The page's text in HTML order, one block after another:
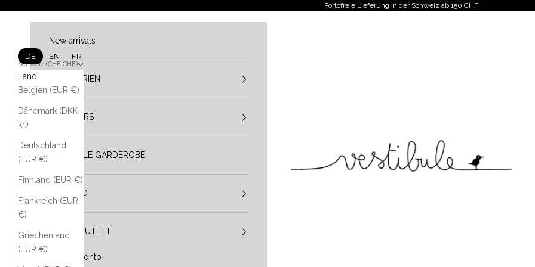
Portofreie Lieferung in der Schweiz ab 150 CHF
Schweiz (CHF CHF)
Land
Belgien (EUR €)
Dänemark (DKK
kr.)
Deutschland
(EUR €)
Finnland (EUR €)
Frankreich (EUR
€)
Griechenland
(EUR €)
New arrivals
KATEGORIEN
DESIGNERS
VESTIBULE GARDEROBE
IM TREND
SALE / OUTLET
Mein Konto
DE EN FR